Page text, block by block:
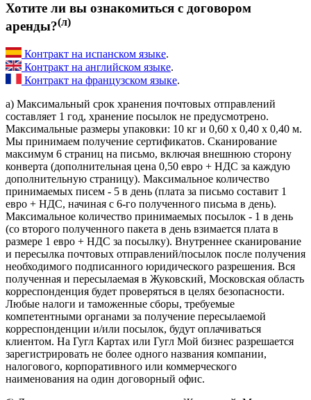
Хотите ли вы ознакомиться с договором
аренды?(л)
Контракт на испанском языке.
Контракт на английском языке.
Контракт на французском языке.
a) Максимальный срок хранения почтовых отправлений
составляет 1 год, хранение посылок не предусмотрено.
Максимальные размеры упаковки: 10 кг и 0,60 х 0,40 х 0,40 м.
Мы принимаем получение сертификатов. Сканирование
максимум 6 страниц на письмо, включая внешнюю сторону
конверта (дополнительная цена 0,50 евро + НДС за каждую
дополнительную страницу). Максимальное количество
принимаемых писем - 5 в день (плата за письмо составит 1
евро + НДС, начиная с 6-го полученного письма в день).
Максимальное количество принимаемых посылок - 1 в день
(со второго полученного пакета в день взимается плата в
размере 1 евро + НДС за посылку). Внутреннее сканирование
и пересылка почтовых отправлений/посылок после получения
необходимого подписанного юридического разрешения. Вся
полученная и пересылаемая в Жуковский, Московская область
корреспонденция будет проверяться в целях безопасности.
Любые налоги и таможенные сборы, требуемые
компетентными органами за получение пересылаемой
корреспонденции и/или посылок, будут оплачиваться
клиентом. На Гугл Картах или Гугл Мой бизнес разрешается
зарегистрировать не более одного названия компании,
налогового, корпоративного или коммерческого
наименования на один договорный офис.